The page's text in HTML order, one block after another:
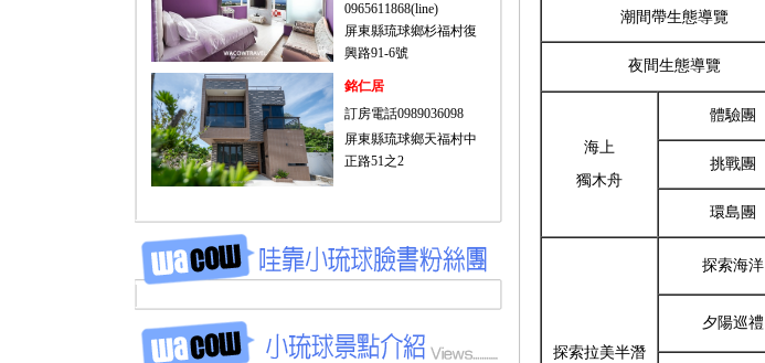
0965611868(line)
屏東縣琉球鄉杉福村復
興路91-6號
銘仁居
訂房電話0989036098
屏東縣琉球鄉天福村中
正路51之2
潮間帶生態導覽
夜間生態導覽
海上
獨木舟
體驗團
挑戰團
環島團
探索拉美半潛
探索海洋
夕陽巡禮